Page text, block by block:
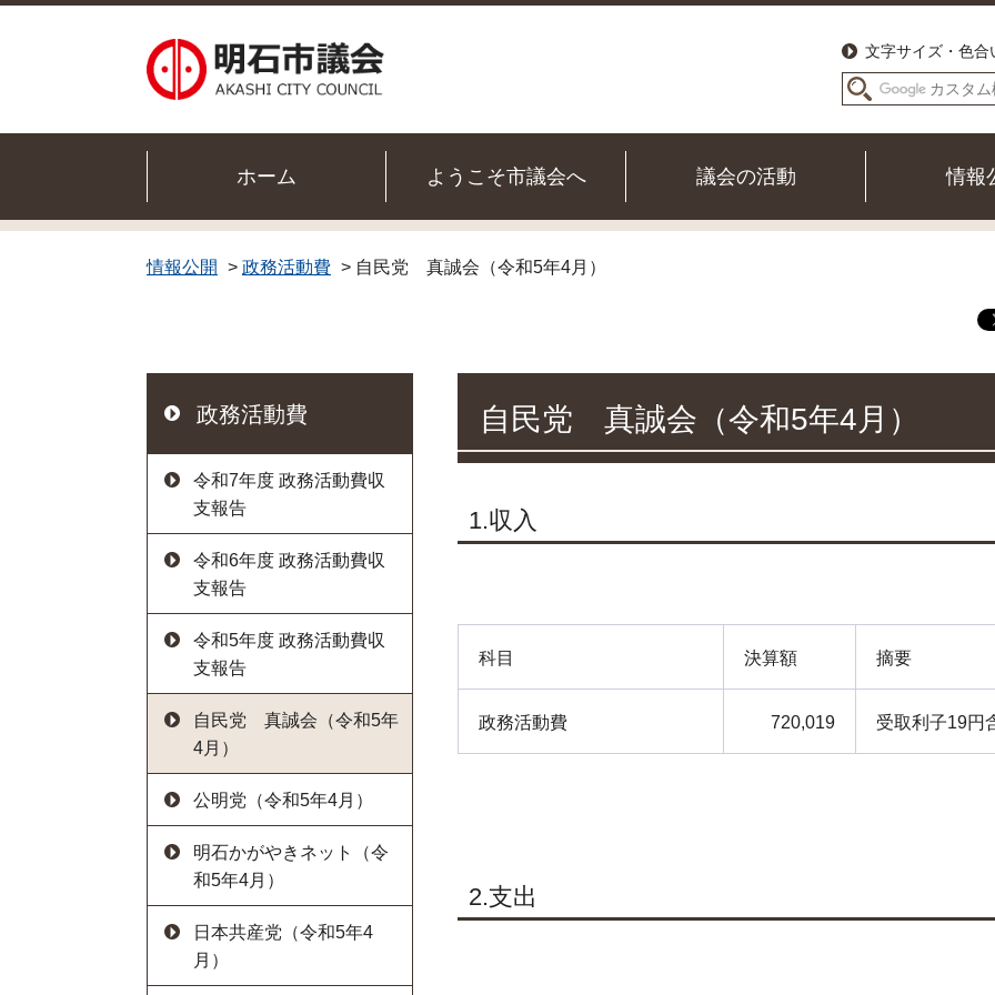
明石市議会 文字サイズ・色合
ホーム ようこそ市議会へ 議会の活動 情報
情報公開 > 政務活動費 > 自民党 真誠会（令和5年4月）
政務活動費
令和7年度 政務活動費収
支報告
令和6年度 政務活動費収
支報告
令和5年度 政務活動費収
支報告
自民党 真誠会（令和5年
4月）
公明党（令和5年4月）
明石かがやきネット（令
和5年4月）
日本共産党（令和5年4
月）
自民党 真誠会（令和5年4月）
1.収入
科目 決算額 摘要
政務活動費 720,019 受取利子19円
2.支出